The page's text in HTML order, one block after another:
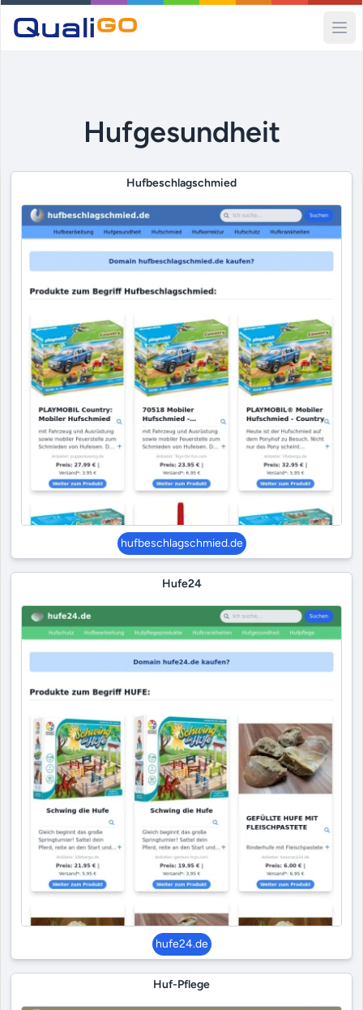
Hufgesundheit
Hufbeschlagschmied
hufbeschlagschmied.de
Hufe24
hufe24.de
Huf-Pflege